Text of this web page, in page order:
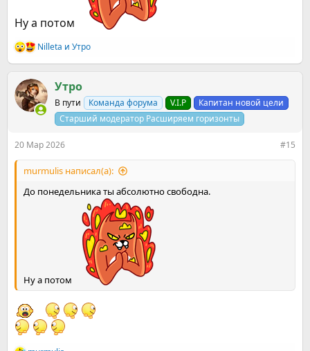
Ну а потом
Р
е
к
ц
и
Nilleta и Утро
Утро
В пути Команда форума V.I.P
Капитан новой цели
Старший модератор Расширяем горизонты
20 Мар 2026 #15
murmulis написал(а):
До понедельника ты абсолютно свободна.
Ну а потом